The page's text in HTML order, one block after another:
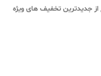
از جدیدترین تخفیف های ویژه